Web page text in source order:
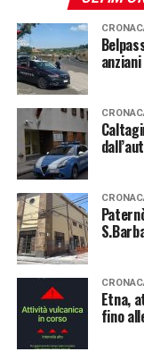
anziani
Etna,
fino